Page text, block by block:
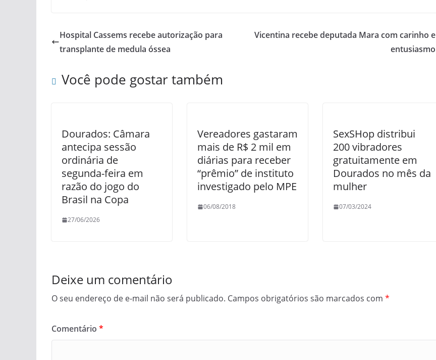
Hospital Cassems recebe autorização para
transplante de medula óssea
Vicentina recebe deputada Mara com carinho e
entusiasmo
Você pode gostar também
Dourados: Câmara
antecipa sessão
ordinária de
segunda-feira em
razão do jogo do
Brasil na Copa
27/06/2026
Vereadores gastaram
mais de R$ 2 mil em
diárias para receber
“prêmio” de instituto
investigado pelo MPE
06/08/2018
SexSHop distribui
200 vibradores
gratuitamente em
Dourados no mês da
mulher
07/03/2024
Deixe um comentário
O seu endereço de e-mail não será publicado. Campos obrigatórios são marcados com *
Comentário *